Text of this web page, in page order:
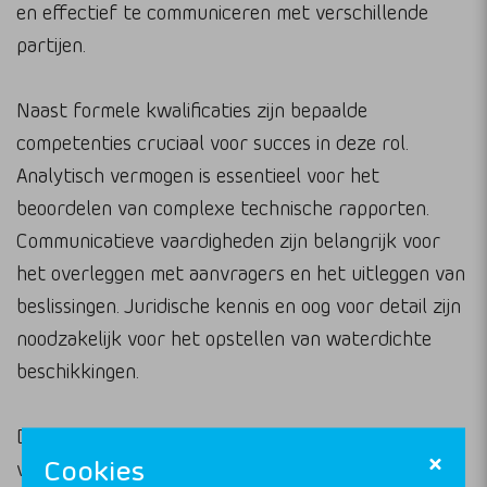
en effectief te communiceren met verschillende
partijen.
Naast formele kwalificaties zijn bepaalde
competenties cruciaal voor succes in deze rol.
Analytisch vermogen is essentieel voor het
beoordelen van complexe technische rapporten.
Communicatieve vaardigheden zijn belangrijk voor
het overleggen met aanvragers en het uitleggen van
beslissingen. Juridische kennis en oog voor detail zijn
noodzakelijk voor het opstellen van waterdichte
beschikkingen.
Doorgroeimogelijkheden zijn er volop. Ervaren
vergunningverleners kunnen doorstromen naar
Cookies